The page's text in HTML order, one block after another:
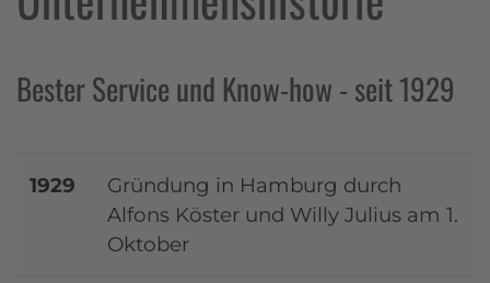
Bester Service und Know-how - seit 1929
1929
Gründung in Hamburg durch
Alfons Köster und Willy Julius am 1.
Oktober